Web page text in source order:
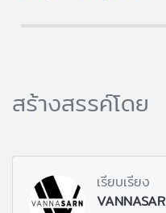
สร้างสรรค์โดย
เรียบเรียง